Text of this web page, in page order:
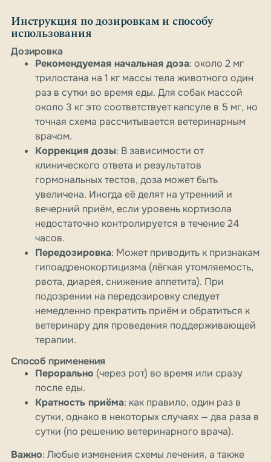
Инструкция по дозировкам и способу
использования
Дозировка
Рекомендуемая начальная доза: около 2 мг
трилостана на 1 кг массы тела животного один
раз в сутки во время еды. Для собак массой
около 3 кг это соответствует капсуле в 5 мг, но
точная схема рассчитывается ветеринарным
врачом.
Коррекция дозы: В зависимости от
клинического ответа и результатов
гормональных тестов, доза может быть
увеличена. Иногда её делят на утренний и
вечерний приём, если уровень кортизола
недостаточно контролируется в течение 24
часов.
Передозировка: Может приводить к признакам
гипоадренокортицизма (лёгкая утомляемость,
рвота, диарея, снижение аппетита). При
подозрении на передозировку следует
немедленно прекратить приём и обратиться к
ветеринару для проведения поддерживающей
терапии.
Способ применения
Перорально (через рот) во время или сразу
после еды.
Кратность приёма: как правило, один раз в
сутки, однако в некоторых случаях — два раза в
сутки (по решению ветеринарного врача).
Важно: Любые изменения схемы лечения, а также